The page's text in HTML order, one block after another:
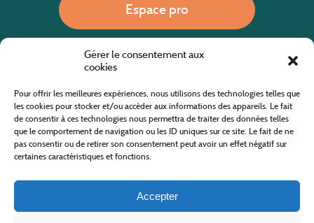
Gérer le consentement aux
cookies
Pour offrir les meilleures expériences, nous utilisons des technologies telles que
les cookies pour stocker et/ou accéder aux informations des appareils. Le fait
de consentir à ces technologies nous permettra de traiter des données telles
que le comportement de navigation ou les ID uniques sur ce site. Le fait de ne
pas consentir ou de retirer son consentement peut avoir un effet négatif sur
certaines caractéristiques et fonctions.
Accepter
Espace pro
Site internet cofinancé par le fonds européen agricole pour le développement rural
L'Europe investit dans les zones rurales